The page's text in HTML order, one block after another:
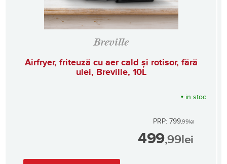
Breville
Airfryer, friteuză cu aer cald și rotisor, fără
ulei, Breville, 10L
• in stoc
PRP: 799,99lei
499,99lei